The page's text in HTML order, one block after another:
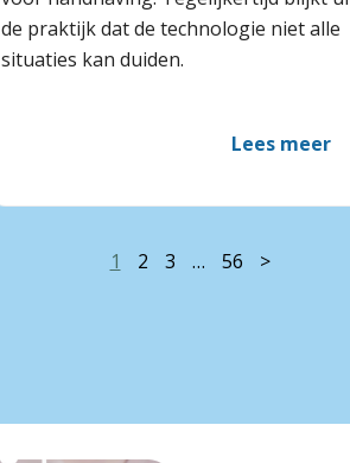
de praktijk dat de technologie niet alle
situaties kan duiden.
Lees meer
1 2 3 … 56 >